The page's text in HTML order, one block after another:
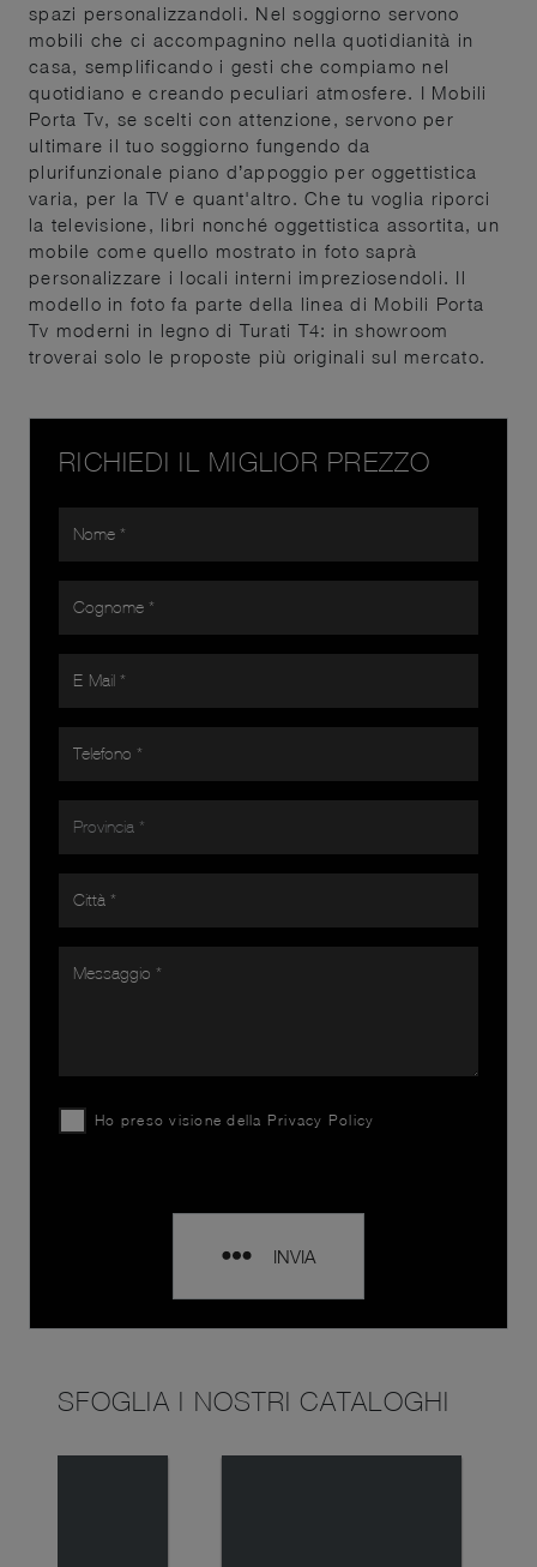
spazi personalizzandoli. Nel soggiorno servono
mobili che ci accompagnino nella quotidianità in
casa, semplificando i gesti che compiamo nel
quotidiano e creando peculiari atmosfere. I Mobili
Porta Tv, se scelti con attenzione, servono per
ultimare il tuo soggiorno fungendo da
plurifunzionale piano d’appoggio per oggettistica
varia, per la TV e quant'altro. Che tu voglia riporci
la televisione, libri nonché oggettistica assortita, un
mobile come quello mostrato in foto saprà
personalizzare i locali interni impreziosendoli. Il
modello in foto fa parte della linea di Mobili Porta
Tv moderni in legno di Turati T4: in showroom
troverai solo le proposte più originali sul mercato.
RICHIEDI IL MIGLIOR PREZZO
Ho preso visione della Privacy Policy
INVIA
SFOGLIA I NOSTRI CATALOGHI